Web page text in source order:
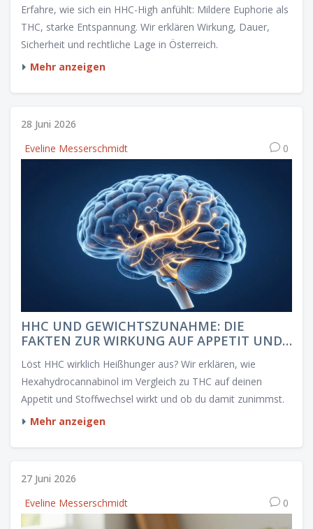
Erfahre, wie sich ein HHC-High anfühlt: Mildere Euphorie als
THC, starke Entspannung. Wir erklären Wirkung, Dauer,
Sicherheit und rechtliche Lage in Österreich.
Mehr anzeigen
28 Juni 2026
Eveline Messerschmidt
0
HHC UND GEWICHTSZUNAHME: DIE
FAKTEN ZUR WIRKUNG AUF APPETIT UND
Löst HHC wirklich Heißhunger aus? Wir erklären, wie
Hexahydrocannabinol im Vergleich zu THC auf deinen
Appetit und Stoffwechsel wirkt und ob du damit zunimmst.
Mehr anzeigen
27 Juni 2026
Eveline Messerschmidt
0